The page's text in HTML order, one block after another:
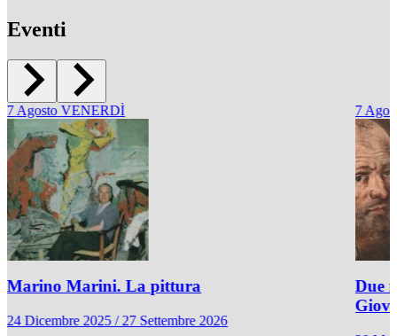
Eventi
7Agosto VENERDÌ
Marino Marini. La pittura
24 Dicembre 2025 / 27 Settembre 2026
7
Due